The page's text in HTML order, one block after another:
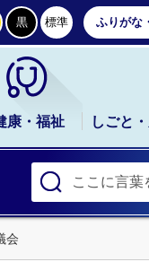
黒 標準 ふりがな
康・福祉 しごと
会